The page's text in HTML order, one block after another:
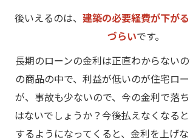
後いえるのは、 建築の必要経費が下がる
づらいです。
長期のローンの金利は正直わからない
の商品の中で、利益が低いのが住宅ロ
が、事故も少ないので、今の金利で落
はないでしょうか？今後払えなくなる
するようになってくると、金利を上げ